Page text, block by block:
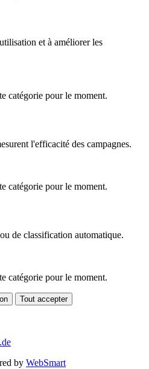
et à améliorer les
catégorie pour le moment.
l'efficacité des campagnes.
catégorie pour le moment.
de classification automatique.
catégorie pour le moment.
Tout accepter
by WebSmart